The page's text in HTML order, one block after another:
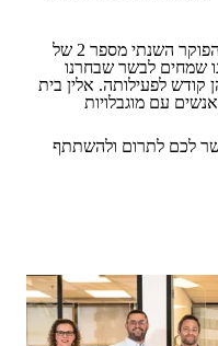
המסורת ממשיכה ומשתדרגת. טורניר הפוקר השנתי מספר 2 של
ב-1 למאי. אנחנו שמחים לבשר שבחרנו
קודש לפעילותה. אלין בית
עם מוגבלויות
לכם לתרום ולהשתתף